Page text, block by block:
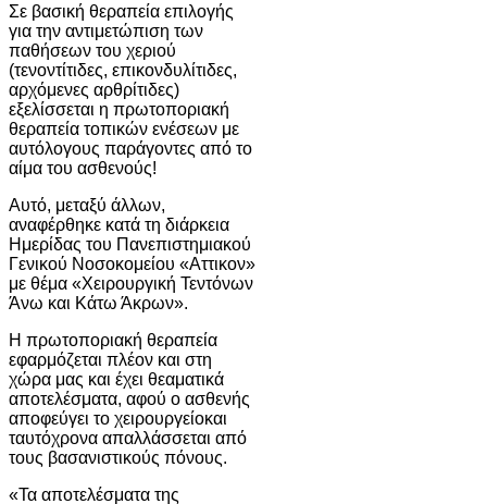
Σε βασική θεραπεία επιλογής
για την αντιμετώπιση των
παθήσεων του χεριού
(τενοντίτιδες, επικονδυλίτιδες,
αρχόμενες αρθρίτιδες)
εξελίσσεται η πρωτοποριακή
θεραπεία τοπικών ενέσεων με
αυτόλογους παράγοντες από το
αίμα του ασθενούς!
Aυτό, μεταξύ άλλων,
αναφέρθηκε κατά τη διάρκεια
Ημερίδας του Πανεπιστημιακού
Γενικού Νοσοκομείου «Αττικον»
με θέμα «Χειρουργική Τεντόνων
Άνω και Κάτω Άκρων».
Η πρωτοποριακή θεραπεία
εφαρμόζεται πλέον και στη
χώρα μας και έχει θεαματικά
αποτελέσματα, αφού ο ασθενής
αποφεύγει το χειρουργείοκαι
ταυτόχρονα απαλλάσσεται από
τους βασανιστικούς πόνους.
«Τα αποτελέσματα της